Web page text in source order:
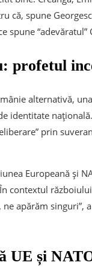
că, spune
spune “adevăratul”
profetul
alternativă,
identitate
prin
Europeană și
războiului
apărăm
UE și